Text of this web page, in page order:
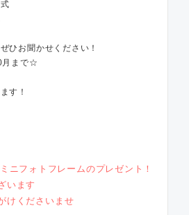
ひお聞かせください！
月まで☆
す！
フォトフレームのプレゼント！
います
けくださいませ